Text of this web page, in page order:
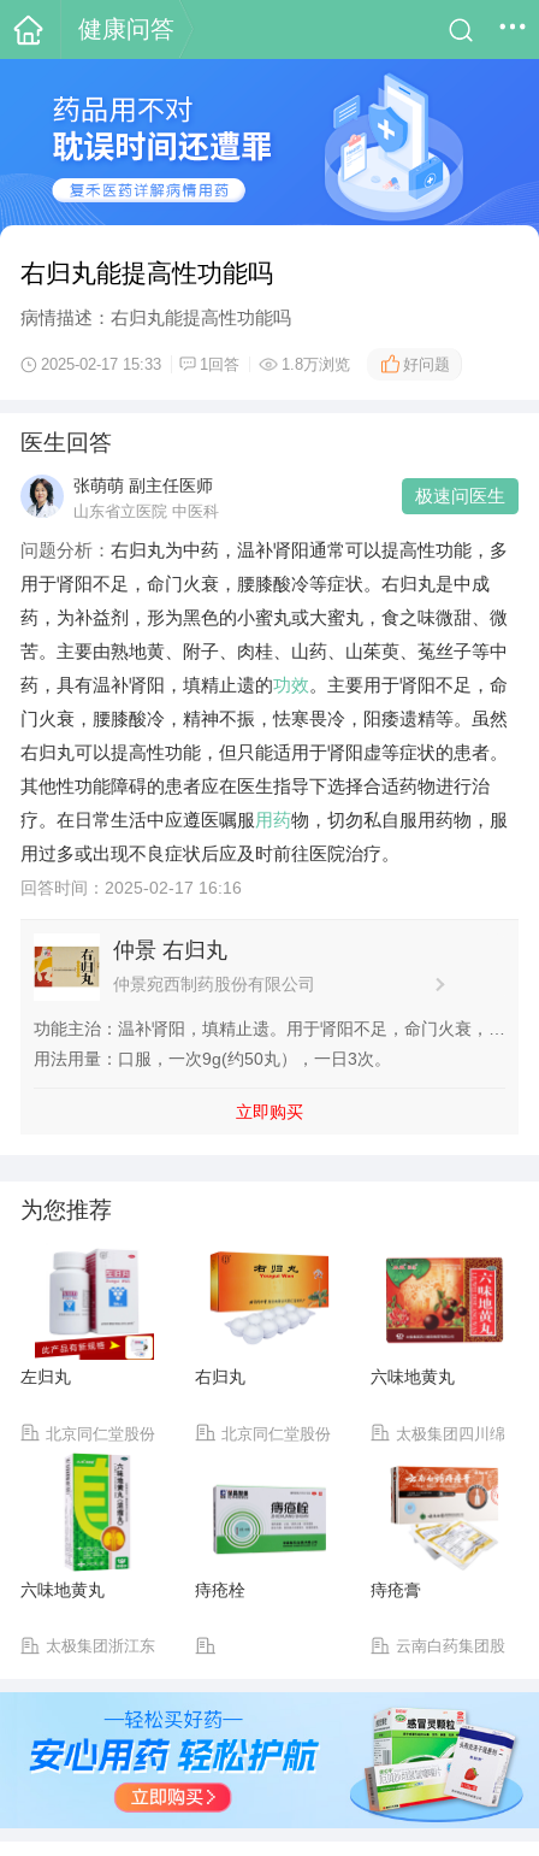
健康问答
右归丸能提高性功能吗
病情描述：右归丸能提高性功能吗
2025-02-17 15:33 1回答 1.8万浏览 好问题
医生回答
张萌萌 副主任医师
山东省立医院 中医科
极速问医生
问题分析： 右归丸为中药，温补肾阳通常可以提高性功能，多
用于肾阳不足，命门火衰，腰膝酸冷等症状。右归丸是中成
药，为补益剂，形为黑色的小蜜丸或大蜜丸，食之味微甜、微
苦。主要由熟地黄、附子、肉桂、山药、山茱萸、菟丝子等中
药，具有温补肾阳，填精止遗的功效。主要用于肾阳不足，命
门火衰，腰膝酸冷，精神不振，怯寒畏冷，阳痿遗精等。虽然
右归丸可以提高性功能，但只能适用于肾阳虚等症状的患者。
其他性功能障碍的患者应在医生指导下选择合适药物进行治
疗。在日常生活中应遵医嘱服用药物，切勿私自服用药物，服
用过多或出现不良症状后应及时前往医院治疗。
回答时间：2025-02-17 16:16
仲景 右归丸
仲景宛西制药股份有限公司
功能主治：温补肾阳，填精止遗。用于肾阳不足，命门火衰，腰
膝酸冷，精神不振，怯寒畏冷，阳痿遗精，大便溏薄，尿频而
用法用量：口服，一次9g(约50丸），一日3次。
立即购买
为您推荐
左归丸
北京同仁堂股份
有限公司同仁堂制药
右归丸
北京同仁堂股份
六味地黄丸
太极集团四川绵
六味地黄丸
太极集团浙江东
痔疮栓 痔疮膏
云南白药集团股